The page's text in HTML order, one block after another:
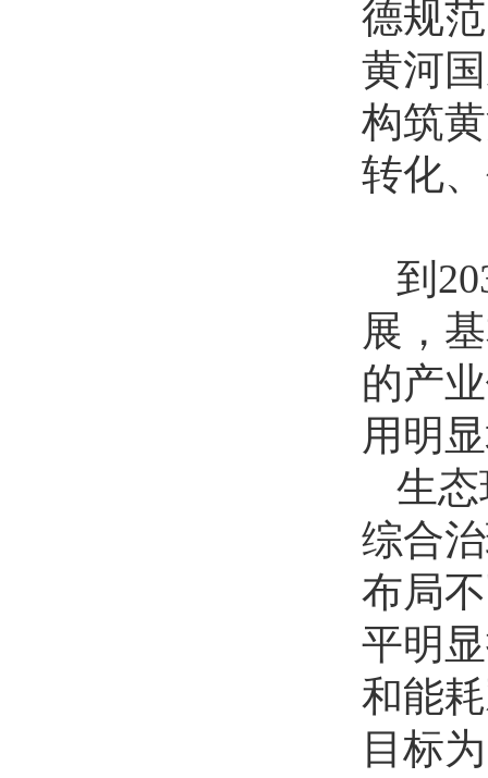
德规
黄河
构筑
转化
到
展，
的产
用明
生
综合
布局
平明
和能
目标